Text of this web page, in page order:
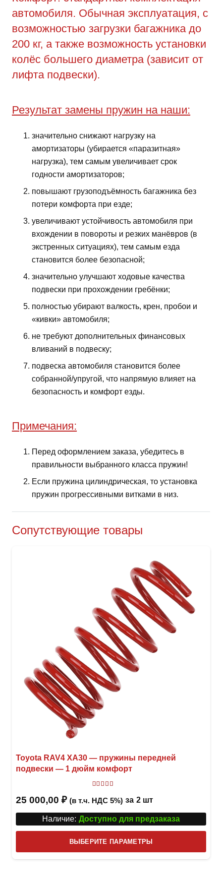
автомобиля. Обычная эксплуатация, с
возможностью загрузки багажника до
200 кг, а также возможность установки
колёс большего диаметра (зависит от
лифта подвески).
Результат замены пружин на наши:
значительно снижают нагрузку на
амортизаторы (убирается «паразитная»
нагрузка), тем самым увеличивает срок
годности амортизаторов;
повышают грузоподъёмность багажника без
потери комфорта при езде;
увеличивают устойчивость автомобиля при
вхождении в повороты и резких манёвров (в
экстренных ситуациях), тем самым езда
становится более безопасной;
значительно улучшают ходовые качества
подвески при прохождении гребёнки;
полностью убирают валкость, крен, пробои и
«кивки» автомобиля;
не требуют дополнительных финансовых
вливаний в подвеску;
подвеска автомобиля становится более
собранной/упругой, что напрямую влияет на
безопасность и комфорт езды.
Примечания:
Перед оформлением заказа, убедитесь в
правильности выбранного класса пружин!
Если пружина цилиндрическая, то установка
пружин прогрессивными витками в низ.
Сопутствующие товары
Toyota RAV4 XA30 — пружины передней
подвески — 1 дюйм комфорт
25 000,00 ₽ (в т.ч. НДС 5%) за 2 шт
Наличие: Доступно для предзаказа
ВЫБЕРИТЕ ПАРАМЕТРЫ
товар